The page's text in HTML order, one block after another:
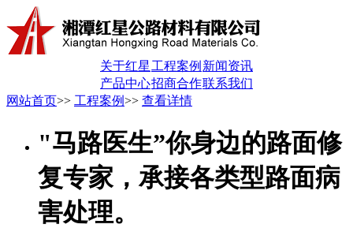
关于红星 工程案例 新闻资讯
产品中心招商合作联系我们
网站首页>> 工程案例>> 查看详情
"马路医生”你身边的路面修
复专家，承接各类型路面病
害处理。